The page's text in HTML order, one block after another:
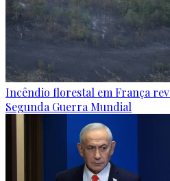
Incêndio florestal em França
Segunda Guerra Mundial